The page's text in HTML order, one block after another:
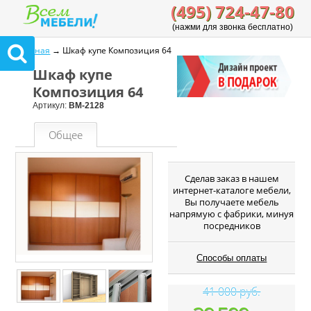
(495) 724-47-80
(нажми для звонка бесплатно)
Главная → Шкаф купе Композиция 64
Шкаф купе
Композиция 64
Артикул: ВМ-2128
Общее
Cделав заказ в нашем
интернет-каталоге мебели,
Вы получаете мебель
напрямую с фабрики, минуя
посредников
Способы оплаты
41 000 руб.